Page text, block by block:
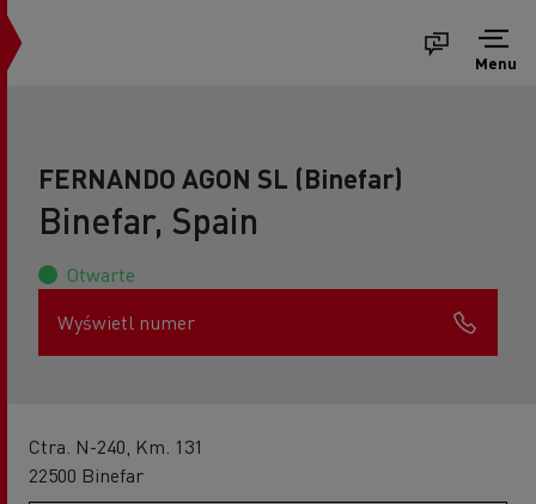
Menu
FERNANDO AGON SL (Binefar)
Binefar, Spain
Otwarte
Wyświetl numer
Ctra. N-240, Km. 131
22500 Binefar